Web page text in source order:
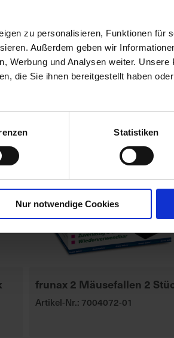
zu personalisieren, Funktionen für
Außerdem geben wir
Werbung und Analysen weiter.
die Sie ihnen bereitgestellt haben
Statistiken
Nur notwendige Cookies
frunax 2 Mäusefallen 2
Artikel-Nr.: 7004072-01